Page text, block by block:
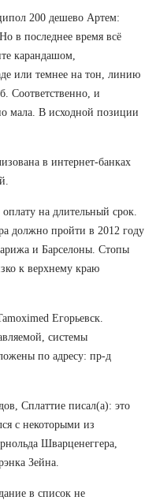
200 дешево Артем:
в последнее время всё
карандашом,
или темнее на тон, линию
Соответственно, и
мала. В исходной позиции
в интернет-банках
оплату на длительный срок.
должно пройти в 2012 году
и Барселоны. Стопы
к верхнему краю
Егорьевск.
системы
по адресу: пр-д
Сплаттие писал(а): это
с некоторыми из
Шварценеггера,
Зейна.
в список не